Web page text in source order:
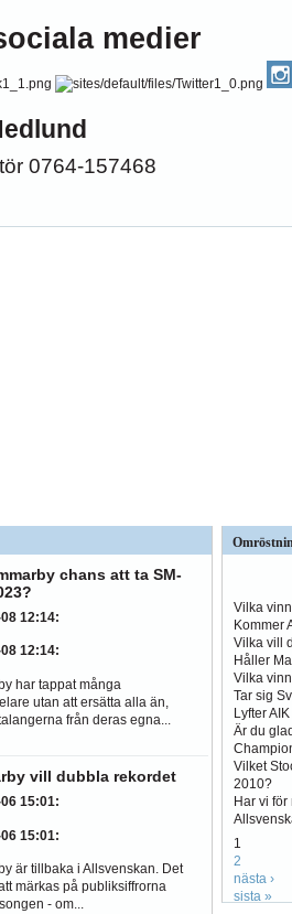
medier
0764-157468
chans att ta SM-
12:14:
12:14:
har tappat många
utan att ersätta alla än,
från deras egna...
vill dubbla rekordet
15:01:
15:01:
är tillbaka i Allsvenskan. Det
märkas på publiksiffrorna
- om...
Vilka
Kommer
Vilka vill
Håller
Vilka
Tar sig
Lyfter
Är du
Vilket
2010?
Har vi
1
2
nästa ›
sista »